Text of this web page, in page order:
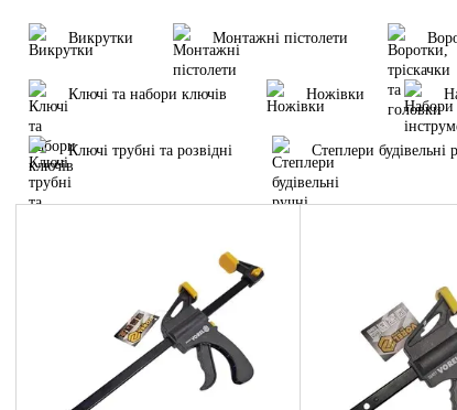
Викрутки Монтажні пістолети
Ключі та набори ключів Ножівки
Ключі трубні та розвідні Степлери будівельні